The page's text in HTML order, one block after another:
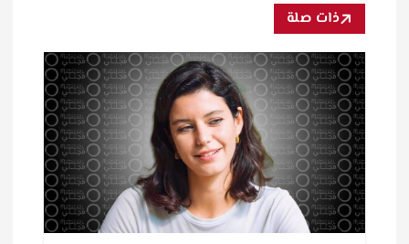
ذات صلة